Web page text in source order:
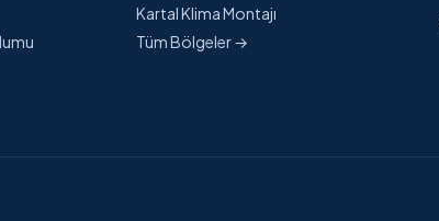
Kartal Klima Montajı
Tüm Bölgeler →